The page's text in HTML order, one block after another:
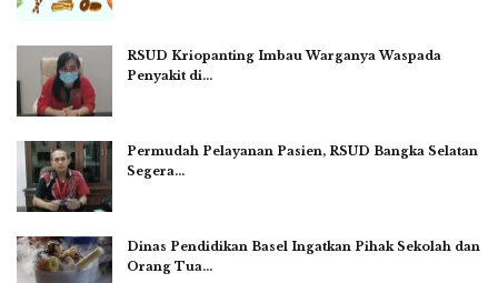
RSUD Kriopanting Imbau Warganya Waspada
Penyakit di…
Permudah Pelayanan Pasien, RSUD Bangka Selatan
Segera…
Dinas Pendidikan Basel Ingatkan Pihak Sekolah dan
Orang Tua…